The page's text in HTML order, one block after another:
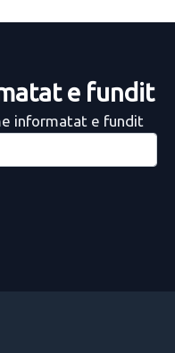
e fundit
informatat e fundit